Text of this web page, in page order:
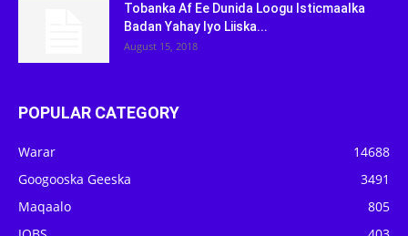
Tobanka Af Ee Dunida Loogu Isticmaalka
Badan Yahay Iyo Liiska...
August 15, 2018
POPULAR CATEGORY
Warar
14688
Googooska Geeska
3491
Maqaalo
805